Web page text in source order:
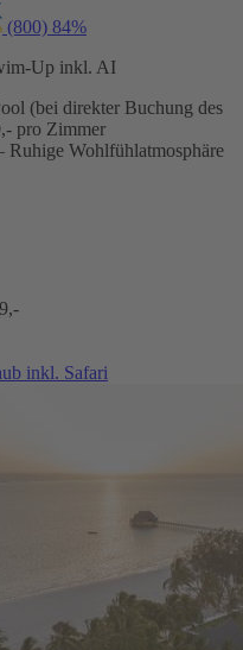
(800) 84%
Up inkl. AI
(bei direkter Buchung des
pro Zimmer
Wohlfühlatmosphäre
inkl. Safari